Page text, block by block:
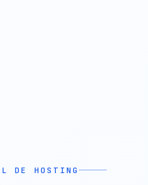
DE HOSTING